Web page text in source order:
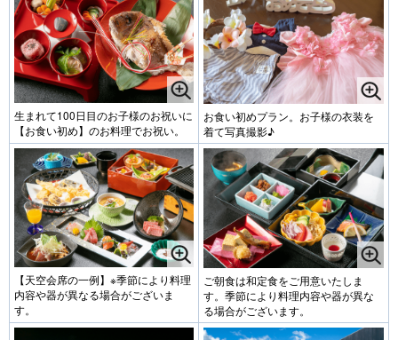
生まれて100日目のお子様のお祝いに
【お食い初め】のお料理でお祝い。
お食い初めプラン。お子様の衣装を
着て写真撮影♪
【天空会席の一例】※季節により料理
内容や器が異なる場合がございま
す。
ご朝食は和定食をご用意いたしま
す。季節により料理内容や器が異な
る場合がございます。